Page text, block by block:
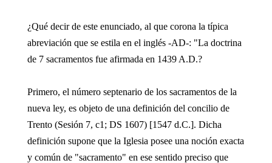
¿Qué decir de este enunciado, al que corona la típica
abreviación que se estila en el inglés -AD-: "La doctrina
de 7 sacramentos fue afirmada en 1439 A.D.?
Primero, el número septenario de los sacramentos de la
nueva ley, es objeto de una definición del concilio de
Trento (Sesión 7, c1; DS 1607) [1547 d.C.]. Dicha
definición supone que la Iglesia posee una noción exacta
y común de "sacramento" en ese sentido preciso que